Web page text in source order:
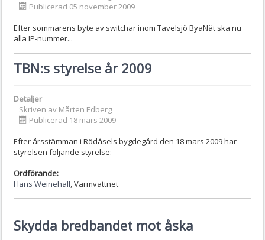
Publicerad 05 november 2009
Efter sommarens byte av switchar inom Tavelsjö ByaNät ska nu
alla IP-nummer...
TBN:s styrelse år 2009
Detaljer
Skriven av Mårten Edberg
Publicerad 18 mars 2009
Efter årsstämman i Rödåsels bygdegård den 18 mars 2009 har
styrelsen följande styrelse:
Ordförande:
Hans Weinehall, Varmvattnet
Skydda bredbandet mot åska